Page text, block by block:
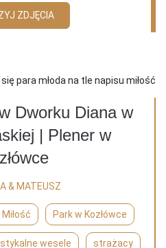
ZDJĘCIA
Dworku Diana w
| Plener w
& MATEUSZ
Park w Kozłówce
wesele strażacy